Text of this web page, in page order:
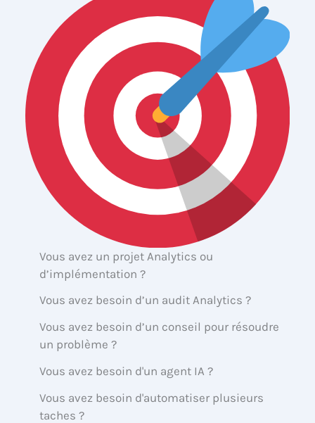
Vous avez un projet Analytics ou
d’implémentation ?
Vous avez besoin d’un audit Analytics ?
Vous avez besoin d’un conseil pour résoudre
un problème ?
Vous avez besoin d'un agent IA ?
Vous avez besoin d'automatiser plusieurs
taches ?